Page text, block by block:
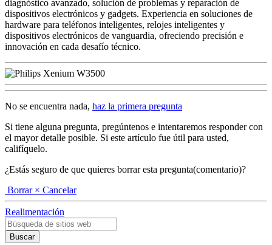
diagnóstico avanzado, solución de problemas y reparación de
dispositivos electrónicos y gadgets. Experiencia en soluciones de
hardware para teléfonos inteligentes, relojes inteligentes y
dispositivos electrónicos de vanguardia, ofreciendo precisión e
innovación en cada desafío técnico.
No se encuentra nada, haz la primera pregunta
Si tiene alguna pregunta, pregúntenos e intentaremos responder con
el mayor detalle posible. Si este artículo fue útil para usted,
califíquelo.
¿Estás seguro de que quieres borrar esta pregunta(comentario)?
Borrar × Cancelar
Realimentación